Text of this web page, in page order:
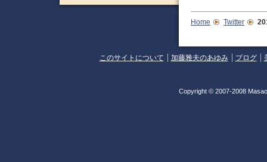
Home Twitter
このサイトについて 加藤雅夫のあゆみ ブログ
Copyright © 2007-2008